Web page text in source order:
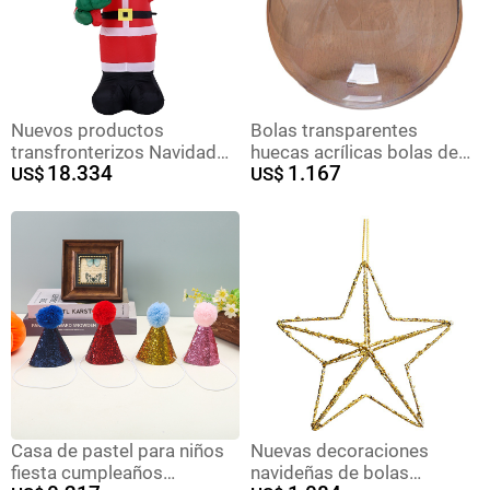
Nuevos productos
transfronterizos Navidad
inflables decoración 1.8m
para elevar la decoración
de la decoración del patio
de ancianos
US$ 18.334
Bolas transparentes
huecas acrílicas bolas de
plástico Navidad
se puede abrir y cerrar
cubierta de bola de la
atmósfera de la cáscara de
la bola de los suministros
US$ 1.167
Casa de pastel para niños
fiesta cumpleaños
Nuevas decoraciones
navideñas de bolas